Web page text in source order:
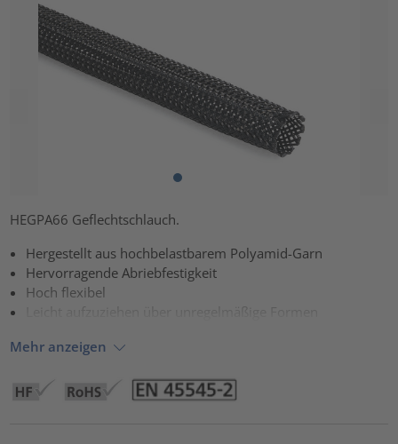
HEGPA66 Geflechtschlauch.
Hergestellt aus hochbelastbarem Polyamid-Garn
Hervorragende Abriebfestigkeit
Hoch flexibel
Leicht aufzuziehen über unregelmäßige Formen
Mehr anzeigen